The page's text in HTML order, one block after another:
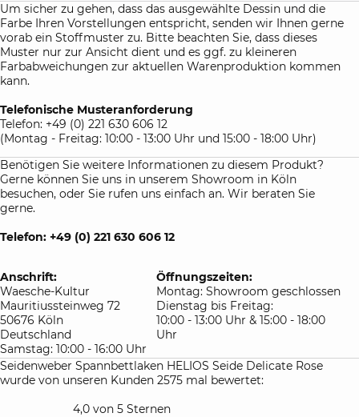
Um sicher zu gehen, dass das ausgewählte Dessin und die
Farbe Ihren Vorstellungen entspricht, senden wir Ihnen gerne
vorab ein Stoffmuster zu. Bitte beachten Sie, dass dieses
Muster nur zur Ansicht dient und es ggf. zu kleineren
Farbabweichungen zur aktuellen Warenproduktion kommen
kann.
Telefonische Musteranforderung
Telefon: +49 (0) 221 630 606 12
(Montag - Freitag: 10:00 - 13:00 Uhr und 15:00 - 18:00 Uhr)
Benötigen Sie weitere Informationen zu diesem Produkt?
Gerne können Sie uns in unserem Showroom in Köln
besuchen, oder Sie rufen uns einfach an. Wir beraten Sie
gerne.
Telefon: +49 (0) 221 630 606 12
Anschrift:
Waesche-Kultur
Mauritiussteinweg 72
50676 Köln
Deutschland
Öffnungszeiten:
Montag: Showroom geschlossen
Dienstag bis Freitag:
10:00 - 13:00 Uhr & 15:00 - 18:00
Uhr
Samstag: 10:00 - 16:00 Uhr
Seidenweber Spannbettlaken HELIOS Seide Delicate Rose
wurde von unseren Kunden 2575 mal bewertet:
4,0 von 5 Sternen